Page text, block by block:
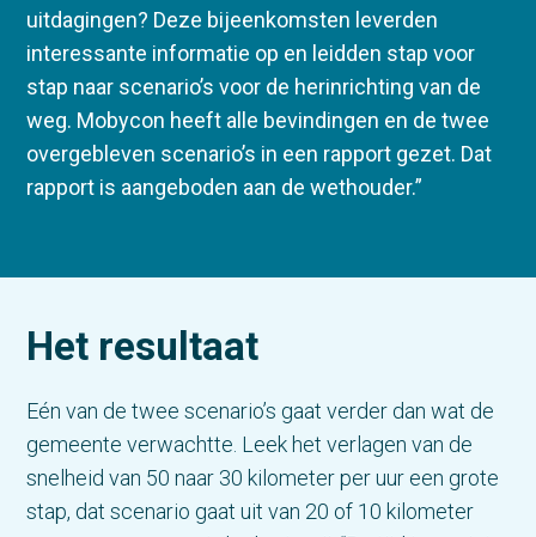
uitdagingen? Deze bijeenkomsten leverden
interessante informatie op en leidden stap voor
stap naar scenario’s voor de herinrichting van de
weg. Mobycon heeft alle bevindingen en de twee
overgebleven scenario’s in een rapport gezet. Dat
rapport is aangeboden aan de wethouder.”
Het resultaat
Eén van de twee scenario’s gaat verder dan wat de
gemeente verwachtte. Leek het verlagen van de
snelheid van 50 naar 30 kilometer per uur een grote
stap, dat scenario gaat uit van 20 of 10 kilometer